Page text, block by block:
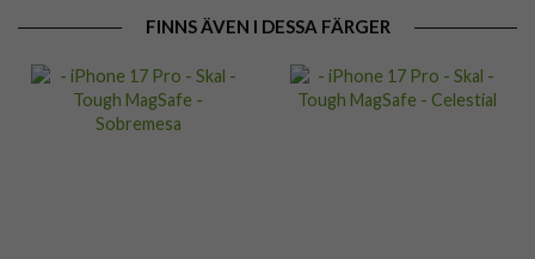
FINNS ÄVEN I DESSA FÄRGER